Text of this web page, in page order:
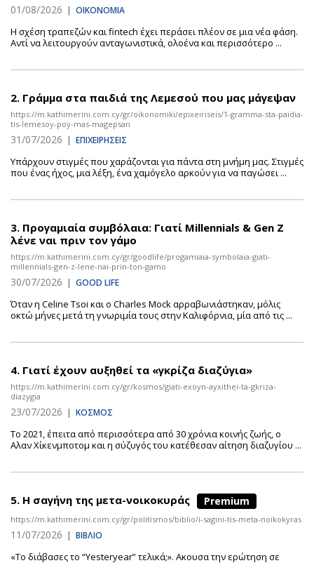
01/08/2026 | ΟΙΚΟΝΟΜΙΑ
Η σχέση τραπεζών και fintech έχει περάσει πλέον σε μια νέα φάση.
Αντί να λειτουργούν ανταγωνιστικά, ολοένα και περισσότερο ...
2. Γράμμα στα παιδιά της Λεμεσού που μας μάγεψαν
https://m.kathimerini.com.cy/gr/oikonomiki/epixeiriseis/1-gramma-sta-paidia-
tis-lemesoy-poy-mas-magepsan
31/07/2026 | ΕΠΙΧΕΙΡΗΣΕΙΣ
Υπάρχουν στιγμές που χαράζονται για πάντα στη μνήμη μας. Στιγμές
που ένας ήχος, μια λέξη, ένα χαμόγελο αρκούν για να παγώσει ...
3. Προγαμιαία συμβόλαια: Γιατί Millennials & Gen Z
λένε ναι πριν τον γάμο
https://m.kathimerini.com.cy/gr/goodlife/progamiaia-symbolaia-giati-
millennials-gen-z-lene-nai-prin-ton-gamo
30/07/2026 | GOOD LIFE
Όταν η Celine Tsoi και ο Charles Mock αρραβωνιάστηκαν, μόλις
οκτώ μήνες μετά τη γνωριμία τους στην Καλιφόρνια, μία από τις ...
4. Γιατί έχουν αυξηθεί τα «γκρίζα διαζύγια»
https://m.kathimerini.com.cy/gr/kosmos/giati-exoyn-ayxithei-ta-gkriza-
diazygia
23/07/2026 | ΚΟΣΜΟΣ
Tο 2021, έπειτα από περισσότερα από 30 χρόνια κοινής ζωής, ο
Αλαν Χίκενμποτομ και η σύζυγός του κατέθεσαν αίτηση διαζυγίου ...
5. Η σαγήνη της μετα-νοικοκυράς Premium
https://m.kathimerini.com.cy/gr/politismos/biblio/i-sagini-tis-meta-noikokyras
11/07/2026 | ΒΙΒΛΙΟ
«Το διάβασες το “Yesteryear” τελικά;». Ακουσα την ερώτηση σε